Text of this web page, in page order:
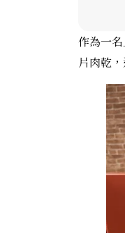
作為一
片肉乾